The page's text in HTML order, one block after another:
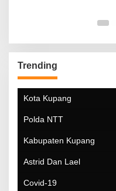
Trending
Kota Kupang
Polda NTT
Kabupaten Kupang
Astrid Dan Lael
Covid-19